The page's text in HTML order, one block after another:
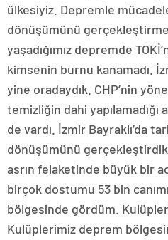
ülkesiyiz. Depremle
dönüşümünü
yaşadığımız depremde
kimsenin burnu kanamadı.
yine oradaydık. CHP’nin
temizliğin dahi yapılamadığı
de vardı. İzmir Bayraklı’da
dönüşümünü
asrın felaketinde büyük bir
birçok dostumu 53 bin
bölgesinde gördüm.
Kulüplerimiz deprem